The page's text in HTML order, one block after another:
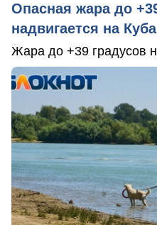
Опасная жара до
надвигается на
Жара до +39 градусов